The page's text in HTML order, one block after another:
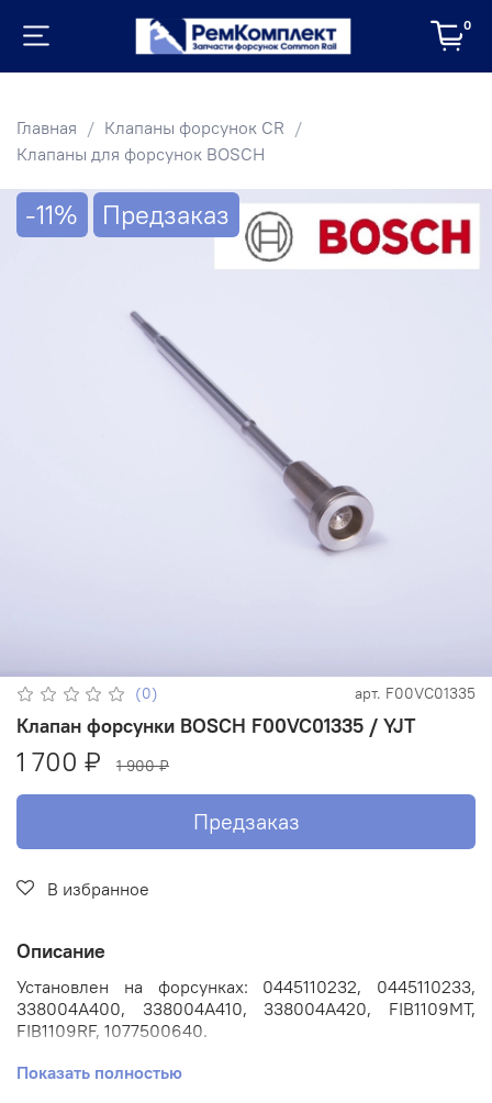
0
Главная
Клапаны форсунок CR
Клапаны для форсунок BOSCH
-11% Предзаказ
(0) арт. F00VC01335
Клапан форсунки BOSCH F00VC01335 / YJT
1 700 ₽ 1 900 ₽
Предзаказ
В избранное
Описание
Установлен на форсунках: 0445110232, 0445110233,
338004A400, 338004A410, 338004A420, FIB1109MT,
FIB1109RF, 1077500640.
Применяется на автомобилях: HYUNDAI H-1 // KIA
Показать полностью